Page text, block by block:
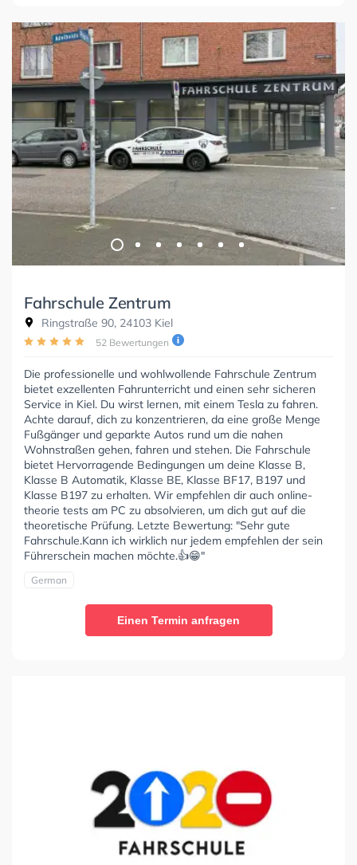
Fahrschule Zentrum
Ringstraße 90, 24103 Kiel
52 Bewertungen
Die professionelle und wohlwollende Fahrschule Zentrum
bietet exzellenten Fahrunterricht und einen sehr sicheren
Service in Kiel. Du wirst lernen, mit einem Tesla zu fahren.
Achte darauf, dich zu konzentrieren, da eine große Menge
Fußgänger und geparkte Autos rund um die nahen
Wohnstraßen gehen, fahren und stehen. Die Fahrschule
bietet Hervorragende Bedingungen um deine Klasse B,
Klasse B Automatik, Klasse BE, Klasse BF17, B197 und
Klasse B197 zu erhalten. Wir empfehlen dir auch online-
theorie tests am PC zu absolvieren, um dich gut auf die
theoretische Prüfung. Letzte Bewertung: "Sehr gute
Fahrschule.Kann ich wirklich nur jedem empfehlen der sein
Führerschein machen möchte.👍😁"
German
Einen Termin anfragen